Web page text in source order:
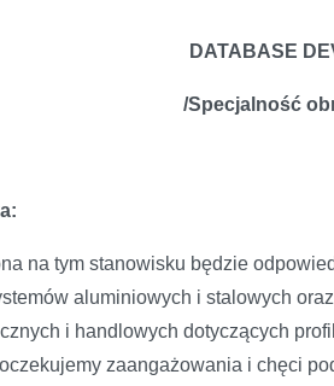
DATABASE
/Specjalność
na tym stanowisku będzie
aluminiowych i stalowych
i handlowych dotyczących
zaangażowania i chęci